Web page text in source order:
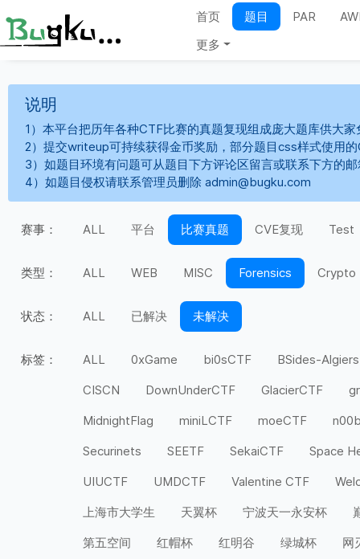
首页 题目 PAR
更多
说明
1）本平台把历年各种CTF比赛的真题复现组成庞大题库供大
2）提交writeup可持续获得金币奖励，部分题目css样式使用
3）如题目环境有问题可从题目下方评论区留言或联系下方的
4）如题目侵权请联系管理员删除 admin@bugku.com
赛事： ALL 平台 比赛真题 CVE复现 Test
类型： ALL WEB MISC Forensics Crypto
状态： ALL 已解决 未解决
标签： ALL 0xGame bi0sCTF
BSides-Algiers
CISCN
DownUnderCTF GlacierCTF
MidnightFlag
miniLCTF moeCTF
Securinets
SEETF SekaiCTF
Space
UIUCTF
UMDCTF Valentine CTF
上海市大学生
天翼杯 宁波天一永安杯
第五空间
红帽杯 红明谷 绿城杯
网